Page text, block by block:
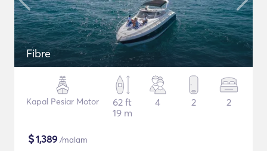
Fibre
Kapal Pesiar Motor
62 ft
19 m
4 2 2
$1,389 /malam